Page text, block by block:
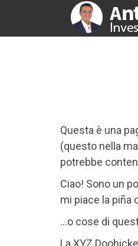
Questa è una
(questo nella
potrebbe
Ciao! Sono un
mi piace la piña
…o cose di
La XYZ